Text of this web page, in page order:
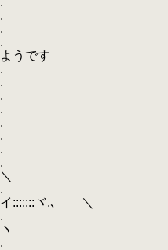
.
.
. あんこ！
ようです
.
.
.
.
. ／￣
.
. ／
. ／
＼
. ／
イ:::::::ヾ.､
. / 〃
ヽ
. |